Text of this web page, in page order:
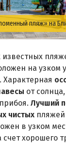
пляж» на
на узком
от
Лучший
чистых
в узком
хорошего